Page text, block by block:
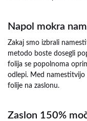
Napol mokra
Zakaj smo izbrali
metodo boste dosegli
folija se popolnoma
odlepi. Med
folije na zaslonu.
Zaslon 150%